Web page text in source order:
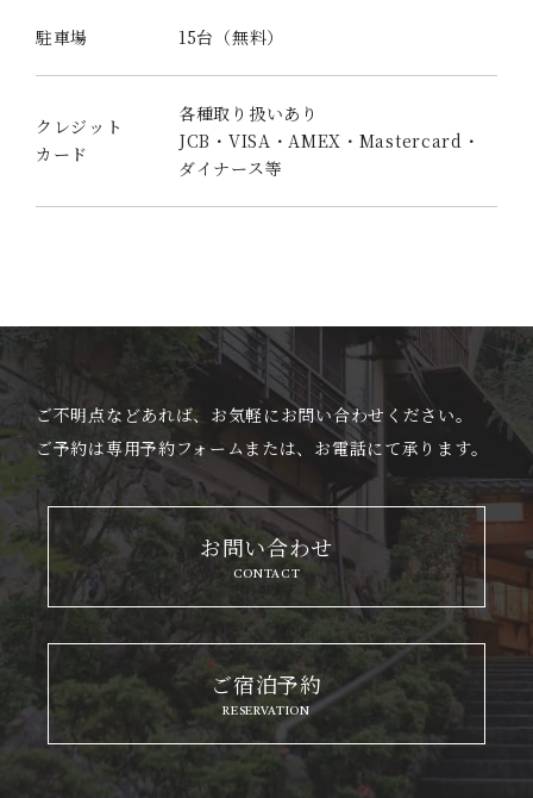
駐車場 15台（無料）
クレジット
カード
各種取り扱いあり
JCB・VISA・AMEX・Mastercard・
ダイナース等
ご不明点などあれば、お気軽にお問い合わせください。
ご予約は専用予約フォームまたは、お電話にて承ります。
お問い合わせ
CONTACT
ご宿泊予約
RESERVATION